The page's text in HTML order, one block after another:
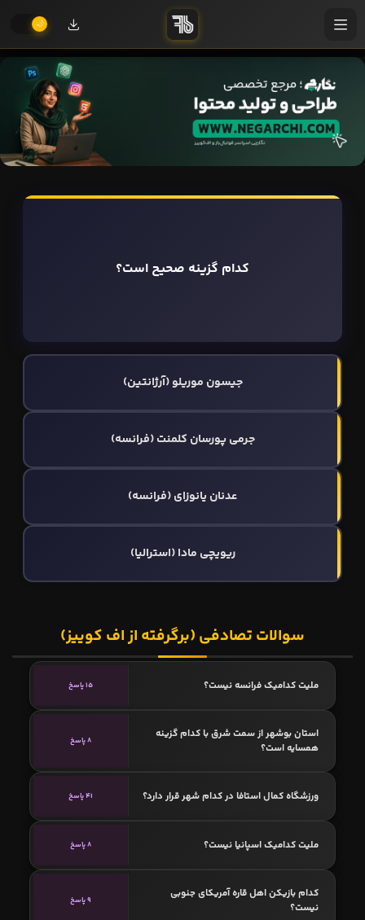
کدام گزینه صحیح است؟
جیسون موریلو (آرژانتین)
جرمی پورسان کلمنت (فرانسه)
عدنان یانوزای (فرانسه)
ریویچی مادا (استرالیا)
سوالات تصادفی (برگرفته از اف کوییز)
ملیت کدامیک فرانسه نیست؟ 15 پاسخ
استان بوشهر از سمت شرق با کدام گزینه
همسایه است؟
8 پاسخ
ورزشگاه کمال استافا در کدام شهر قرار دارد؟ 41 پاسخ
ملیت کدامیک اسپانیا نیست؟ 8 پاسخ
کدام بازیکن اهل قاره آمریکای جنوبی
نیست؟
9 پاسخ